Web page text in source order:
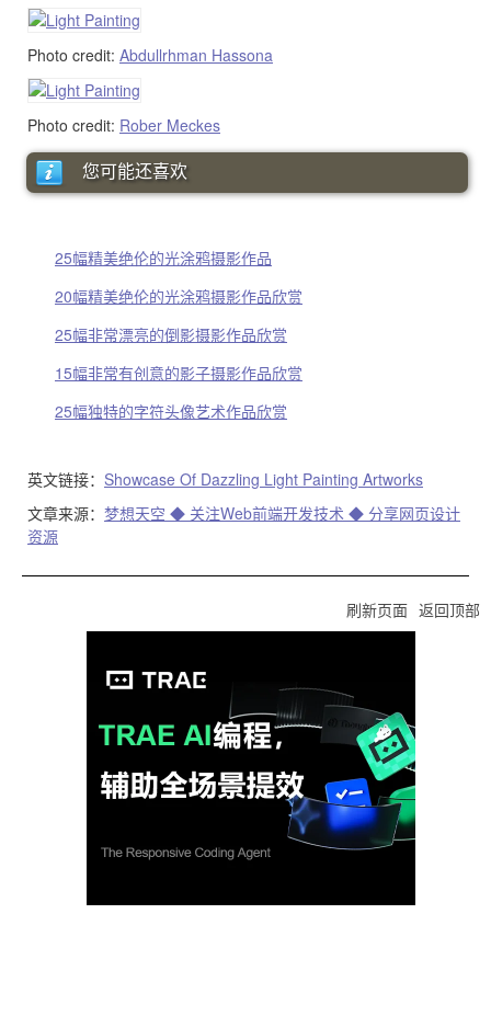
Photo credit: Abdullrhman Hassona
Photo credit: Rober Meckes
您可能还喜欢
25幅精美绝伦的光涂鸦摄影作品
20幅精美绝伦的光涂鸦摄影作品欣赏
25幅非常漂亮的倒影摄影作品欣赏
15幅非常有创意的影子摄影作品欣赏
25幅独特的字符头像艺术作品欣赏
英文链接： Showcase Of Dazzling Light Painting Artworks
文章来源： 梦想天空 ◆ 关注Web前端开发技术 ◆ 分享网页设计
资源
刷新页面 返回顶部